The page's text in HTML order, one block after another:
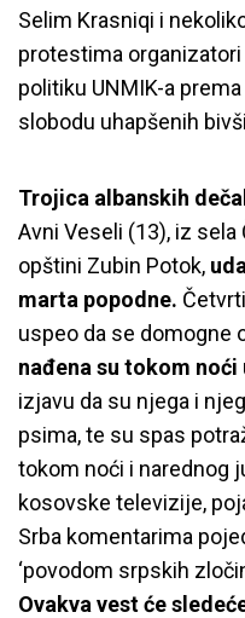
Selim Krasniqi i
protestima
politiku UNMIK-a
slobodu uhapšenih
Trojica albanskih
Avni Veseli (13), iz
opštini Zubin Potok,
marta popodne.
uspeo da se domogne
nađena su tokom noći
izjavu da su njega i
psima, te su spas
tokom noći i narednog
kosovske televizije,
Srba komentarima
‘povodom srpskih
Ovakva vest će